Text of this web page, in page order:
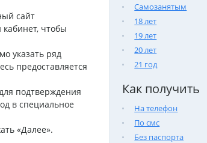
Самозанятым
18 лет
19 лет
20 лет
21 год
Как получить
На телефон
По смс
Без паспорта
сайт
чтобы
указать ряд
предоставляется
подтверждения
в специальное
«Далее».